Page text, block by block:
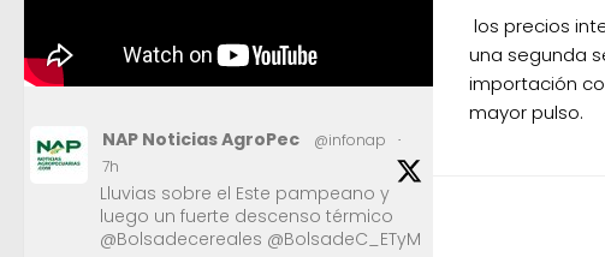
los precios
una segunda
importación
mayor pulso.
NAP Noticias AgroPec @infonap
·
7h
Lluvias sobre el Este pampeano y
luego un fuerte descenso térmico
@Bolsadecereales @BolsadeC_ETyM